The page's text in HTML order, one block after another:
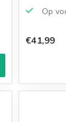
Op
€41,99